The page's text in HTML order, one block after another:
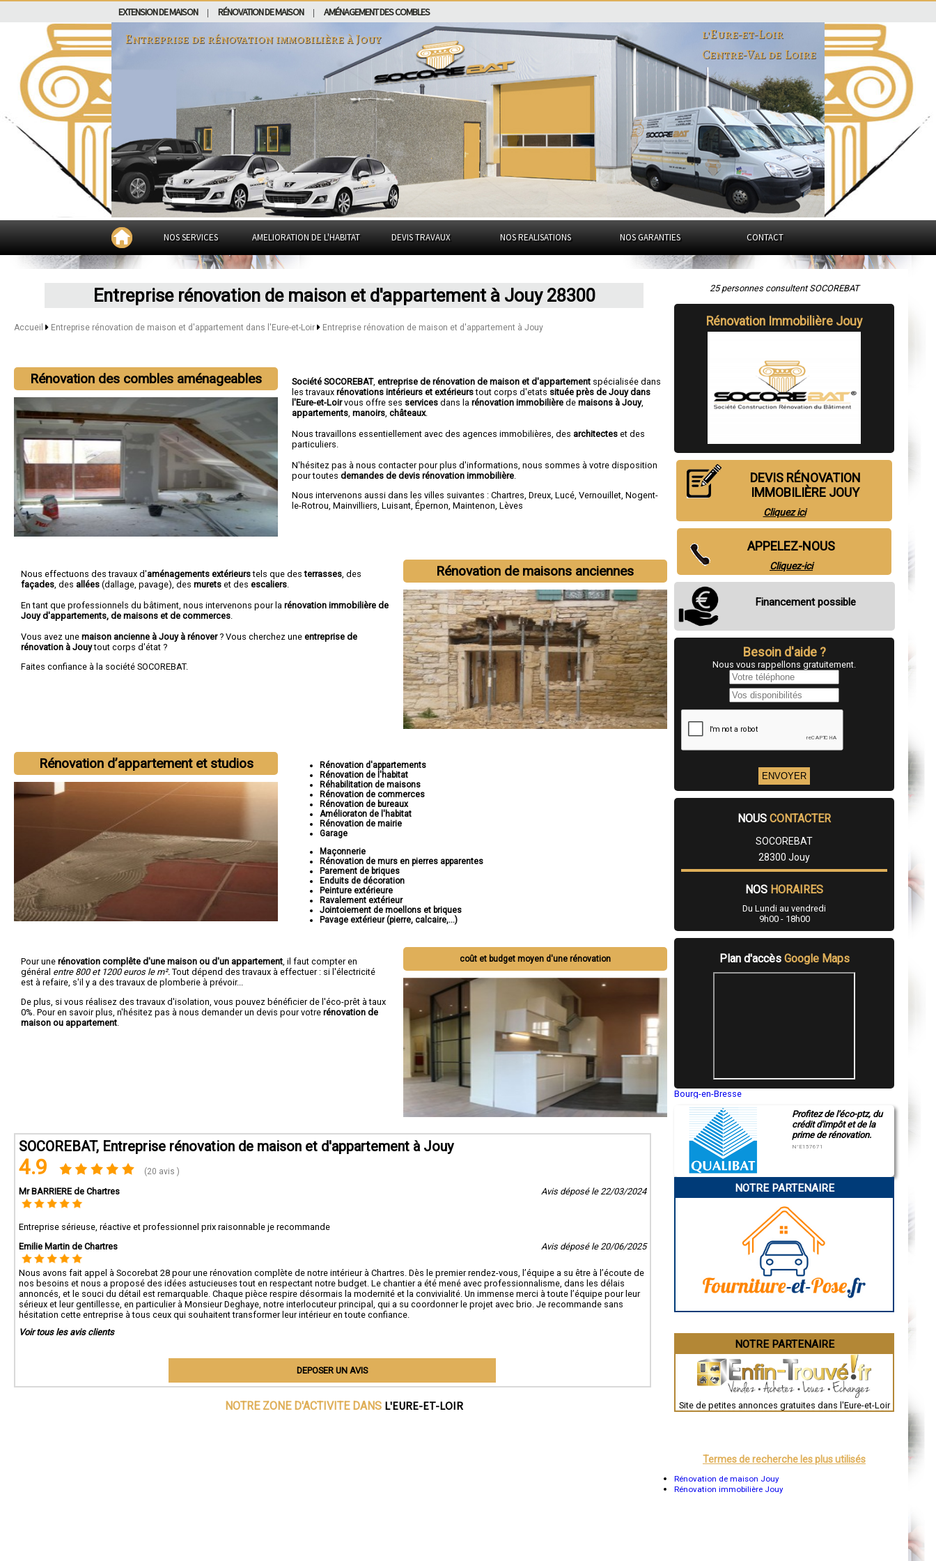
EXTENSION DE MAISON RÉNOVATION DE MAISON AMÉNAGEMENT DES COMBLES
Entreprise de rénovation immobilière àJouy
l'Eure-et-Loir
Centre-Val de Loire
NOS SERVICES AMELIORATION DE L'HABITAT DEVIS TRAVAUX NOS REALISATIONS NOS GARANTIES CONTACT
Entreprise rénovation de maison et d'appartement à Jouy 28300
Accueil Entreprise rénovation de maison et d'appartement dans l'Eure-et-Loir Entreprise rénovation de maison et d'appartement à Jouy
Rénovation des combles aménageables Société SOCOREBAT,entreprise de rénovation de maison et d'appartement spécialisée dans
les travauxrénovations intérieurs et extérieurstout corps d'etats située près de Jouy dans
l'Eure-et-Loirvous offre ses services dans larénovation immobilière demaisons à Jouy,
appartements ,manoirs ,châteaux.
Nous travaillons essentiellement avec des agences immobilières, des architectes et des
particuliers.
N'hésitez pas à nous contacter pour plus d'informations, nous sommes à votre disposition
pour toutesdemandes de devis rénovation immobilière
Nous intervenons aussi dans les villes suivantes :Chartres ,Dreux ,Lucé ,Vernouillet ,Nogent-
le-Rotrou ,Mainvilliers ,Luisant ,Épernon ,Maintenon ,Lèves
Rénovation de maisons anciennes
Nous effectuons des travaux d'aménagements extérieurstels que desterrasses , des
façades , des allées (dallage, pavage), des murets et des escaliers
En tant que professionnels du bâtiment, nous intervenons pour la rénovation immobilière de
Jouy d'appartements, de maisons et de commerces
Vous avez une maison ancienne à Jouy à rénover? Vous cherchez une entreprise de
rénovation à Jouytout corps d'état ?
Faites confiance à la société SOCOREBAT.
Rénovation d’appartement et studios
Rénovation d'appartements
Rénovation de l'habitat
Réhabilitation de maisons
Rénovation de commerces
Rénovation de bureaux
Amélioraton de l'habitat
Rénovation de mairie
Garage
Maçonnerie
Rénovation de murs en pierres apparentes
Parement de briques
Enduits de décoration
Peinture extérieure
Ravalement extérieur
Jointoiement de moellons et briques
Pavage extérieur (pierre, calcaire,...)
coût et budget moyen d'une rénovation
Pour une rénovation complête d'une maison ou d'un appartement , il faut compter en
général entre 800 et 1200 euros le m². Tout dépend des travaux à effectuer : si l'électricité
est à refaire, s'il y a des travaux de plomberie à prévoir...
De plus, si vous réalisez des travaux d'isolation, vous pouvez bénéficier de l'éco-prêt à taux
0%. Pour en savoir plus, n'hésitez pas à nous demander un devis pour votre rénovation de
maison ou appartement
SOCOREBAT, Entreprise rénovation de maison et d'appartement à Jouy
4.9 (20 avis )
Mr BARRIERE de Chartres Avis déposé le 22/03/2024
Entreprise sérieuse, réactive et professionnel prix raisonnable je recommande
Emilie Martin de Chartres
Avis déposé le 20/06/2025
Nous avons fait appel à Socorebat 28 pour une rénovation complète de notre intérieur à Chartres. Dès le premier rendez-vous, l’équipe a su être à l’écoute de
nos besoins et nous a proposé des idées astucieuses tout en respectant notre budget. Le chantier a été mené avec professionnalisme, dans les délais
annoncés, et le souci du détail est remarquable. Chaque pièce respire désormais la modernité et la convivialité. Un immense merci à toute l’équipe pour leur
sérieux et leur gentillesse, en particulier à Monsieur Deghaye, notre interlocuteur principal, qui a su coordonner le projet avec brio. Je recommande sans
hésitation cette entreprise à tous ceux qui souhaitent transformer leur intérieur en toute confiance.
Voir tous les avis clients
DEPOSER UN AVIS
NOTRE ZONE D'ACTIVITE DANS L'EURE-ET-LOIR
25 personnes consultent SOCOREBAT
Rénovation Immobilière Jouy
DEVIS RÉNOVATION
IMMOBILIÈRE JOUY
Cliquez ici
APPELEZ-NOUS
Cliquez-ici
Financement possible
Besoin d'aide ?
Nous vous rappellons gratuitement.
NOUS CONTACTER
SOCOREBAT
28300 Jouy
NOS HORAIRES
Du Lundi au vendredi
9h00 - 18h00
Plan d'accès Google Maps
Bourg-en-Bresse
Montluçon
Manosque
Gap
Charleville-Mézières
Pamiers
Narbonne
Brive-la-Gaillarde
Guéret
Besançon
Évreux
Chartres
Nîmes
Auch
Dole
Mont-de-Marsan
Profitez de l'éco-ptz, du
crédit d'impôt et de la
prime de rénovation.
N°E157671
NOTRE PARTENAIRE
NOTRE PARTENAIRE
Site de petites annonces gratuites dans l'Eure-et-Loir
Termes de recherche les plus utilisés
Rénovation de maison Jouy
Rénovation immobilière Jouy